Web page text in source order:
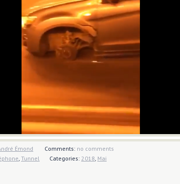
Émond Comments: no comments
Tunnel Categories: 2018 Mai